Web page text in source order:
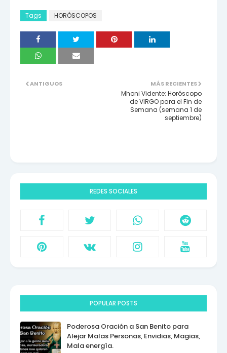
Tags HORÓSCOPOS
MÁS RECIENTES
Mhoni Vidente: Horóscopo
de VIRGO para el Fin de
Semana (semana 1 de
septiembre)
ANTIGUOS
REDES SOCIALES
POPULAR POSTS
Poderosa Oración a San Benito para
Alejar Malas Personas, Envidias, Magias,
Mala energía.